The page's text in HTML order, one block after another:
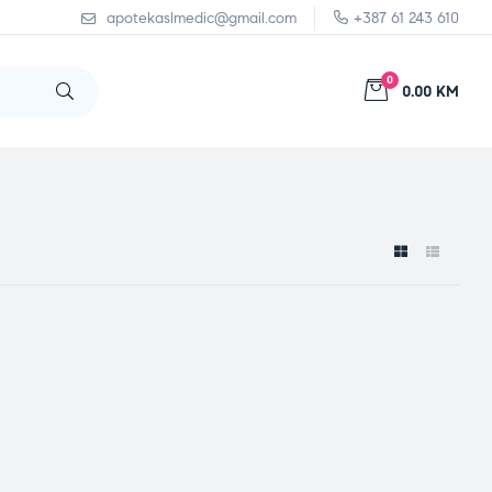
apotekaslmedic@gmail.com +387 61 243 610
0
0.00 KM